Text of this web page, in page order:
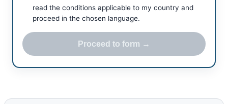
read the conditions applicable to my country and
proceed in the chosen language.
Proceed to form →